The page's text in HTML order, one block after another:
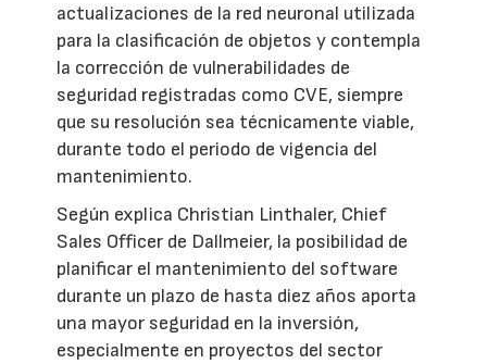
actualizaciones de la red neuronal utilizada
para la clasificación de objetos y contempla
la corrección de vulnerabilidades de
seguridad registradas como CVE, siempre
que su resolución sea técnicamente viable,
durante todo el periodo de vigencia del
mantenimiento.
Según explica Christian Linthaler, Chief
Sales Officer de Dallmeier, la posibilidad de
planificar el mantenimiento del software
durante un plazo de hasta diez años aporta
una mayor seguridad en la inversión,
especialmente en proyectos del sector